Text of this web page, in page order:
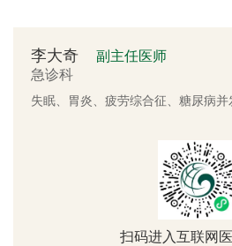
李大奇
副主任医师
急诊科
失眠、胃炎、疲劳综合征、糖尿病并
扫码进入互联网